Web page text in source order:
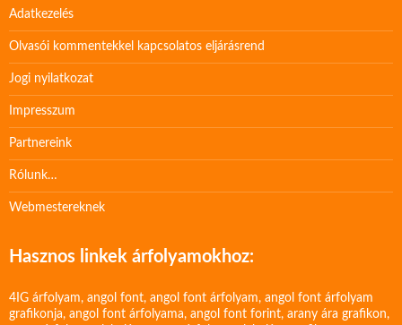
Adatkezelés
Olvasói kommentekkel kapcsolatos eljárásrend
Jogi nyilatkozat
Impresszum
Partnereink
Rólunk…
Webmestereknek
Hasznos linkek árfolyamokhoz:
4IG árfolyam, angol font, angol font árfolyam, angol font árfolyam
grafikonja, angol font árfolyama, angol font forint, arany ára grafikon,